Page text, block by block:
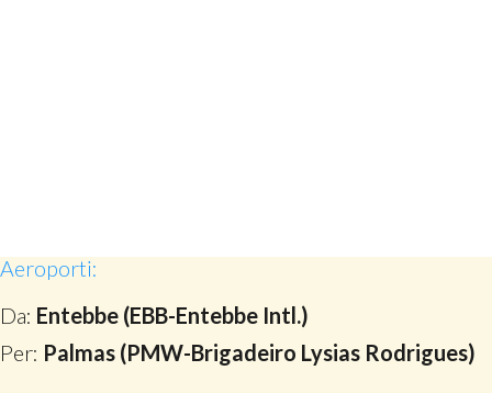
Aeroporti:
Da: Entebbe (EBB-Entebbe Intl.)
Per: Palmas (PMW-Brigadeiro Lysias Rodrigues)